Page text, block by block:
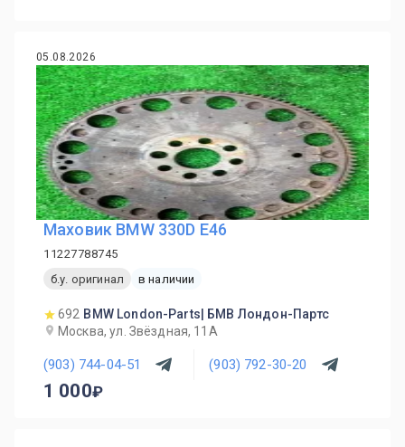
05.08.2026
Маховик BMW 330D E46
11227788745
б.у. оригинал
в наличии
692 BMW London-Parts| БМВ Лондон-Партс
Москва, ул. Звёздная, 11А
(903) 744-04-51 (903) 792-30-20
1 000